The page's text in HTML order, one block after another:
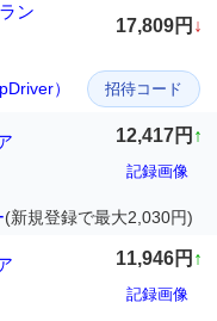
ン
17,809円 ↓
） 招待コード
12,417円 ↑
記録画像
(新規登録で最大2,030円)
11,946円 ↑
記録画像